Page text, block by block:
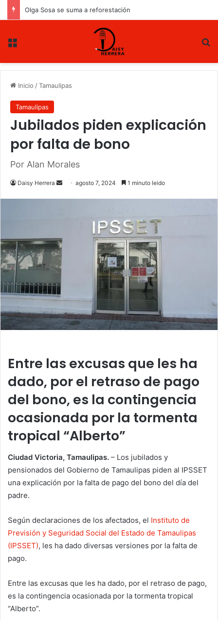
Olga Sosa se suma a reforestación
Inicio /Tamaulipas
Tamaulipas
Jubilados piden explicación
por falta de bono
Por Alan Morales
Daisy Herrera
l
agosto 7, 2024 1 minuto leido
Entre las excusas que les ha
dado, por el retraso de pago
del bono, es la contingencia
ocasionada por la tormenta
tropical “Alberto”
Ciudad Victoria, Tamaulipas. – Los jubilados y
pensionados del Gobierno de Tamaulipas piden al IPSSET
una explicación por la falta de pago del bono del día del
padre.
Según declaraciones de los afectados, el Instituto de
Previsión y Seguridad Social del Estado de Tamaulipas
(IPSSET), les ha dado diversas versiones por la falta de
pago.
Entre las excusas que les ha dado, por el retraso de pago,
es la contingencia ocasionada por la tormenta tropical
“Alberto”.